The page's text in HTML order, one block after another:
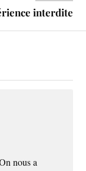
interdite
nous a